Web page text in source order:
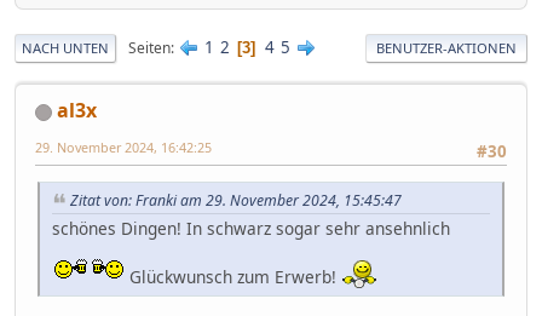
NACH UNTEN Seiten 1 2 3 4 5 BENUTZER-AKTIONEN
al3x
#30
29. November 2024, 16:42:25
Zitat von: Franki am 29. November 2024, 15:45:47
schönes Dingen! In schwarz sogar sehr ansehnlich
Glückwunsch zum Erwerb!